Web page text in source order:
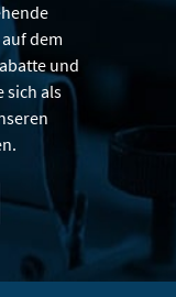
dem
und
sich als